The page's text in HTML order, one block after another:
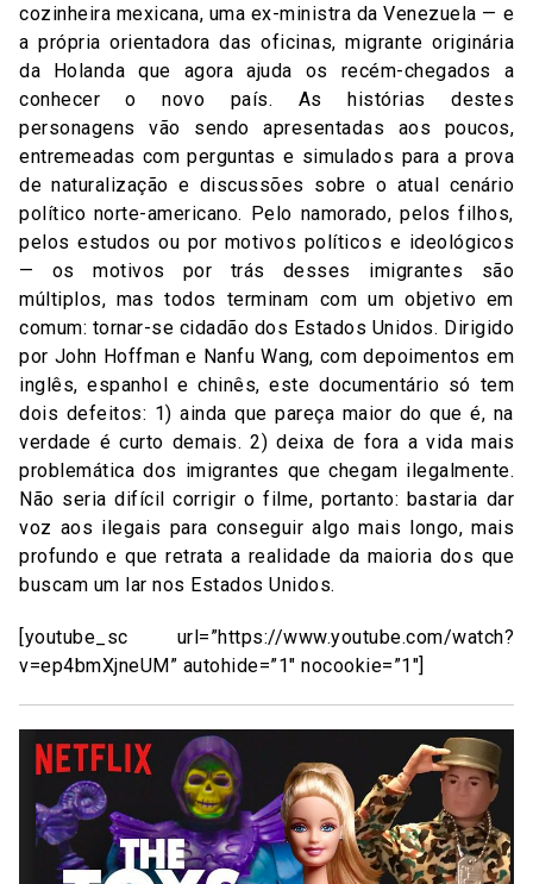
cozinheira mexicana, uma ex-ministra da Venezuela — e
a própria orientadora das oficinas, migrante originária
da Holanda que agora ajuda os recém-chegados a
conhecer o novo país. As histórias destes
personagens vão sendo apresentadas aos poucos,
entremeadas com perguntas e simulados para a prova
de naturalização e discussões sobre o atual cenário
político norte-americano. Pelo namorado, pelos filhos,
pelos estudos ou por motivos políticos e ideológicos
— os motivos por trás desses imigrantes são
múltiplos, mas todos terminam com um objetivo em
comum: tornar-se cidadão dos Estados Unidos. Dirigido
por John Hoffman e Nanfu Wang, com depoimentos em
inglês, espanhol e chinês, este documentário só tem
dois defeitos: 1) ainda que pareça maior do que é, na
verdade é curto demais. 2) deixa de fora a vida mais
problemática dos imigrantes que chegam ilegalmente.
Não seria difícil corrigir o filme, portanto: bastaria dar
voz aos ilegais para conseguir algo mais longo, mais
profundo e que retrata a realidade da maioria dos que
buscam um lar nos Estados Unidos.
[youtube_sc url=”https://www.youtube.com/watch?
v=ep4bmXjneUM” autohide=”1″ nocookie=”1″]